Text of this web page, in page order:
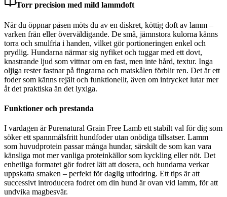
Torr precision med mild lammdoft
När du öppnar påsen möts du av en diskret, köttig doft av lamm –
varken frän eller överväldigande. De små, jämnstora kulorna känns
torra och smulfria i handen, vilket gör portioneringen enkel och
prydlig. Hundarna närmar sig nyfiket och tuggar med ett dovt,
knastrande ljud som vittnar om en fast, men inte hård, textur. Inga
oljiga rester fastnar på fingrarna och matskålen förblir ren. Det är ett
foder som känns rejält och funktionellt, även om intrycket lutar mer
åt det praktiska än det lyxiga.
Funktioner och prestanda
I vardagen är Purenatural Grain Free Lamb ett stabilt val för dig som
söker ett spannmålsfritt hundfoder utan onödiga tillsatser. Lamm
som huvudprotein passar många hundar, särskilt de som kan vara
känsliga mot mer vanliga proteinkällor som kyckling eller nöt. Det
enhetliga formatet gör fodret lätt att dosera, och hundarna verkar
uppskatta smaken – perfekt för daglig utfodring. Ett tips är att
successivt introducera fodret om din hund är ovan vid lamm, för att
undvika magbesvär.